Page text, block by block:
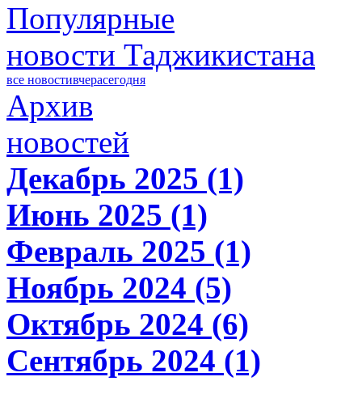
Популярные
новости Таджикистана
все новостивчерасегодня
Архив
новостей
Декабрь 2025 (1)
Июнь 2025 (1)
Февраль 2025 (1)
Ноябрь 2024 (5)
Октябрь 2024 (6)
Сентябрь 2024 (1)